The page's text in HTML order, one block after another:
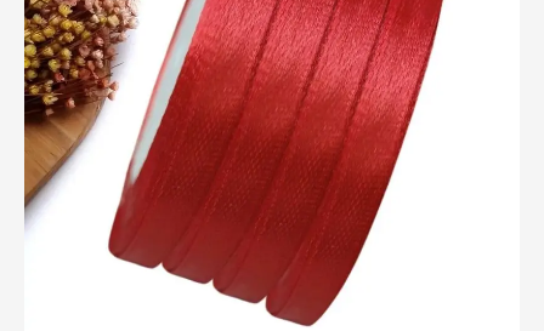
C/
20
METROS
quantidade